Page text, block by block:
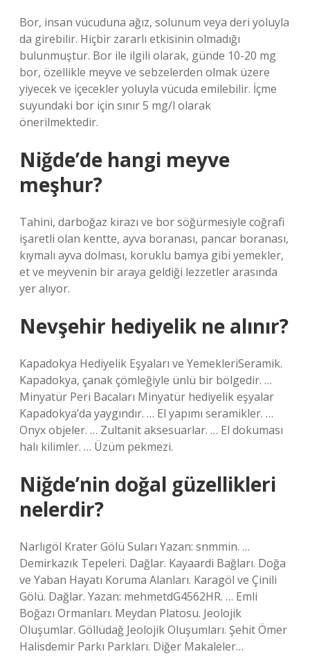
Bor, insan vücuduna ağız, solunum veya deri yoluyla
da girebilir. Hiçbir zararlı etkisinin olmadığı
bulunmuştur. Bor ile ilgili olarak, günde 10-20 mg
bor, özellikle meyve ve sebzelerden olmak üzere
yiyecek ve içecekler yoluyla vücuda emilebilir. İçme
suyundaki bor için sınır 5 mg/l olarak
önerilmektedir.
Niğde’de hangi meyve
meşhur?
Tahini, darboğaz kirazı ve bor söğürmesiyle coğrafi
işaretli olan kentte, ayva boranası, pancar boranası,
kıymalı ayva dolması, koruklu bamya gibi yemekler,
et ve meyvenin bir araya geldiği lezzetler arasında
yer alıyor.
Nevşehir hediyelik ne alınır?
Kapadokya Hediyelik Eşyaları ve YemekleriSeramik.
Kapadokya, çanak çömleğiyle ünlü bir bölgedir. …
Minyatür Peri Bacaları Minyatür hediyelik eşyalar
Kapadokya’da yaygındır. … El yapımı seramikler. …
Onyx objeler. … Zultanit aksesuarlar. … El dokuması
halı kilimler. … Üzüm pekmezi.
Niğde’nin doğal güzellikleri
nelerdir?
Narlıgöl Krater Gölü Suları Yazan: snmmin. …
Demirkazık Tepeleri. Dağlar. Kayaardi Bağları. Doğa
ve Yaban Hayatı Koruma Alanları. Karagöl ve Çinili
Gölü. Dağlar. Yazan: mehmetdG4562HR. … Emli
Boğazı Ormanları. Meydan Platosu. Jeolojik
Oluşumlar. Göllüdağ Jeolojik Oluşumları. Şehit Ömer
Halisdemir Parkı Parkları. Diğer Makaleler…